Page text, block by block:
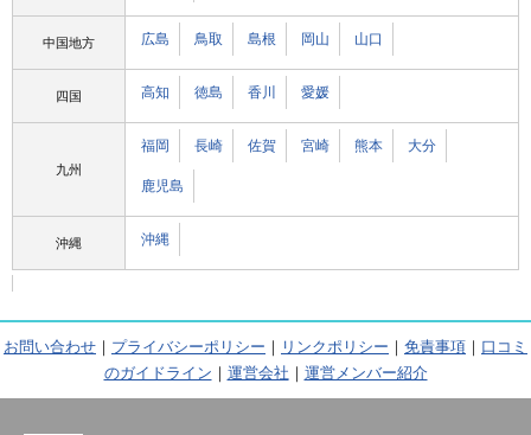
中国地方 広島 鳥取 島根 岡山 山口
四国 高知 徳島 香川 愛媛
九州
福岡 長崎 佐賀 宮崎 熊本 大分
鹿児島
沖縄 沖縄
お問い合わせ ｜ プライバシーポリシー ｜ リンクポリシー ｜ 免責事項 ｜ 口コミ
のガイドライン ｜ 運営会社 ｜ 運営メンバー紹介